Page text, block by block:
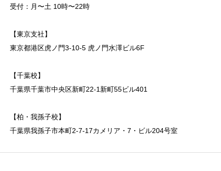
受付：月〜土 10時〜22時
【東京支社】
東京都港区虎ノ門3-10-5 虎ノ門水澤ビル6F
【千葉校】
千葉県千葉市中央区新町22-1新町55ビル401
【柏・我孫子校】
千葉県我孫子市本町2-7-17カメリア・7・ビル204号室